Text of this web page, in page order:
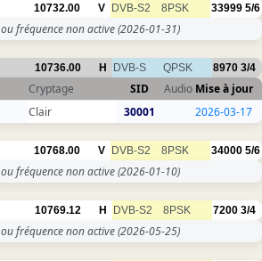
10732.00 V DVB-S2 8PSK 33999 5/6
fréquence non active(2026-01-31)
10736.00 H DVB-S QPSK 8970 3/4
Cryptage SID Audio Mise à jour
Clair 30001 2026-03-17
10768.00 V DVB-S2 8PSK 34000 5/6
fréquence non active(2026-01-10)
10769.12 H DVB-S2 8PSK 7200 3/4
fréquence non active(2026-05-25)